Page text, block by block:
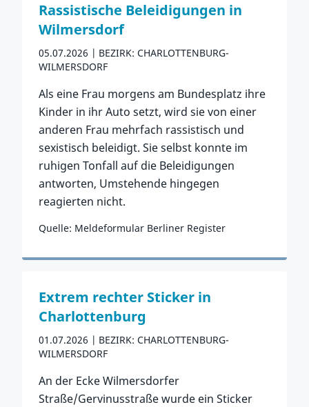
Rassistische Beleidigungen in
Wilmersdorf
05.07.2026
BEZIRK: CHARLOTTENBURG-
WILMERSDORF
Als eine Frau morgens am Bundesplatz ihre
Kinder in ihr Auto setzt, wird sie von einer
anderen Frau mehrfach rassistisch und
sexistisch beleidigt. Sie selbst konnte im
ruhigen Tonfall auf die Beleidigungen
antworten, Umstehende hingegen
reagierten nicht.
Quelle: Meldeformular Berliner Register
Zum Vorfall
Extrem rechter Sticker in
Charlottenburg
01.07.2026
BEZIRK: CHARLOTTENBURG-
WILMERSDORF
An der Ecke Wilmersdorfer
Straße/Gervinusstraße wurde ein Sticker